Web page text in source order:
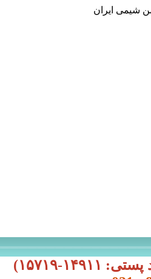
شیمی ایران